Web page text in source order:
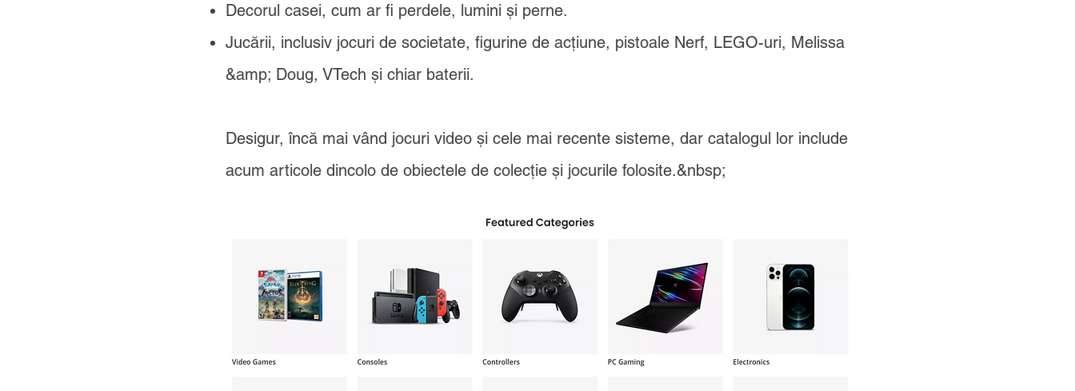
Decorul casei, cum ar fi perdele, lumini și perne.
Jucării, inclusiv jocuri de societate, figurine de acțiune, pistoale Nerf, LEGO-uri, Melissa
&amp; Doug, VTech și chiar baterii.
Desigur, încă mai vând jocuri video și cele mai recente sisteme, dar catalogul lor include
acum articole dincolo de obiectele de colecție și jocurile folosite.&nbsp;